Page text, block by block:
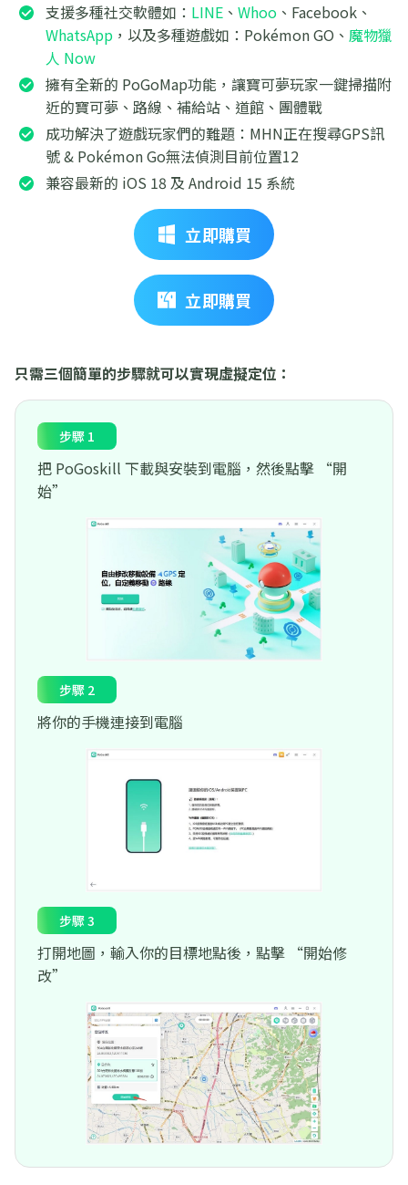
支援多種社交軟體如： LINE 、 Whoo 、Facebook、
WhatsApp ，以及多種遊戲如：Pokémon GO、 魔物獵
人 Now
擁有全新的 PoGoMap功能，讓寶可夢玩家一鍵掃描附
近的寶可夢、路線、補給站、道館、團體戰
成功解決了遊戲玩家們的難題：MHN正在搜尋GPS訊
號 & Pokémon Go無法偵測目前位置12
兼容最新的 iOS 18 及 Android 15 系統
立即購買
立即購買
只需三個簡單的步驟就可以實現虛擬定位：
步驟 1
把 PoGoskill 下載與安裝到電腦，然後點擊 “開
始”
步驟 2
將你的手機連接到電腦
步驟 3
打開地圖，輸入你的目標地點後，點擊 “開始修
改”